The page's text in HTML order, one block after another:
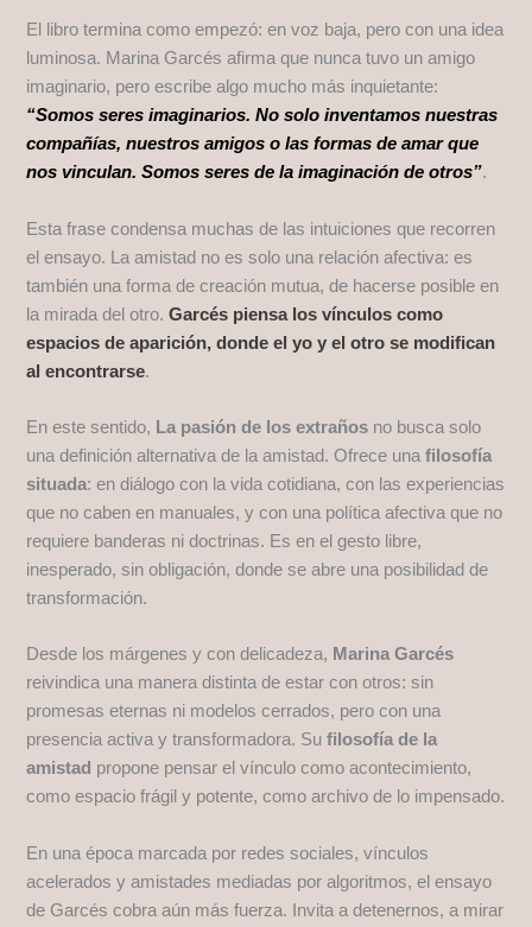
El libro termina como empezó: en voz baja, pero con una idea
luminosa. Marina Garcés afirma que nunca tuvo un amigo
imaginario, pero escribe algo mucho más inquietante:
“Somos seres imaginarios. No solo inventamos nuestras
compañías, nuestros amigos o las formas de amar que
nos vinculan. Somos seres de la imaginación de otros”.
Esta frase condensa muchas de las intuiciones que recorren
el ensayo. La amistad no es solo una relación afectiva: es
también una forma de creación mutua, de hacerse posible en
la mirada del otro.Garcés piensa los vínculos como
espacios de aparición, donde el yo y el otro se modifican
al encontrarse.
En este sentido, La pasión de los extraños no busca solo
una definición alternativa de la amistad. Ofrece unafilosofía
situada: en diálogo con la vida cotidiana, con las experiencias
que no caben en manuales, y con una política afectiva que no
requiere banderas ni doctrinas. Es en el gesto libre,
inesperado, sin obligación, donde se abre una posibilidad de
transformación.
Desde los márgenes y con delicadeza, Marina Garcés
reivindica una manera distinta de estar con otros: sin
promesas eternas ni modelos cerrados, pero con una
presencia activa y transformadora. Sufilosofía de la
amistad propone pensar el vínculo como acontecimiento,
como espacio frágil y potente, como archivo de lo impensado.
En una época marcada por redes sociales, vínculos
acelerados y amistades mediadas por algoritmos, el ensayo
de Garcés cobra aún más fuerza. Invita a detenernos, a mirar